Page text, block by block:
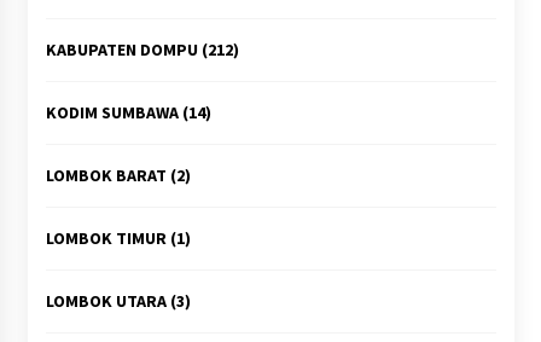
KABUPATEN DOMPU(212)
KODIM SUMBAWA(14)
LOMBOK BARAT (2)
LOMBOK TIMUR(1)
LOMBOK UTARA(3)